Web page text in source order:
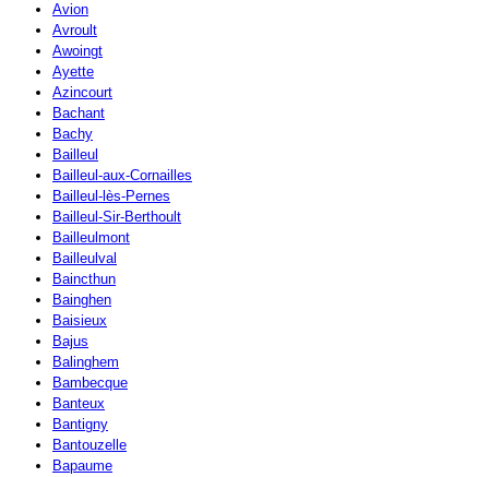
Avion
Avroult
Awoingt
Ayette
Azincourt
Bachant
Bachy
Bailleul
Bailleul-aux-Cornailles
Bailleul-lès-Pernes
Bailleul-Sir-Berthoult
Bailleulmont
Bailleulval
Baincthun
Bainghen
Baisieux
Bajus
Balinghem
Bambecque
Banteux
Bantigny
Bantouzelle
Bapaume